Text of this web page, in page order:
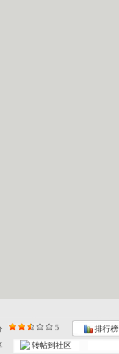
5 排行榜
转帖到社区